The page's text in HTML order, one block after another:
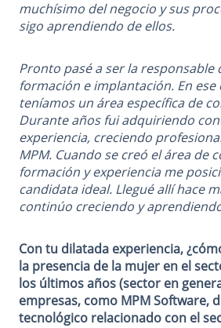
muchísimo del negocio y sus
sigo aprendiendo de ellos.
Pronto pasé a ser la responsable
formación e implantación. En
teníamos un área específica de
Durante años fui adquiriendo
experiencia, creciendo
MPM. Cuando se creó el área de
formación y experiencia me
candidata ideal. Llegué allí hace
continúo creciendo y
Con tu dilatada experiencia,
la presencia de la mujer en el
los últimos años (sector en
empresas, como MPM Software,
tecnológico relacionado con el